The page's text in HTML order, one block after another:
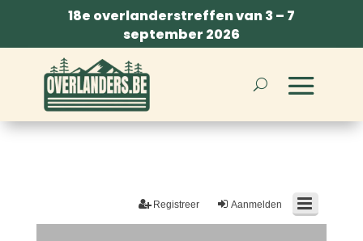
18e overlanderstreffen van 3 – 7
september 2026